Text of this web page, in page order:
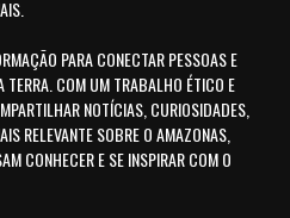
PARA CONECTAR PESSOAS E
TERRA. COM UM TRABALHO ÉTICO E
NOTÍCIAS, CURIOSIDADES,
RELEVANTE SOBRE O AMAZONAS,
CONHECER E SE INSPIRAR COM O